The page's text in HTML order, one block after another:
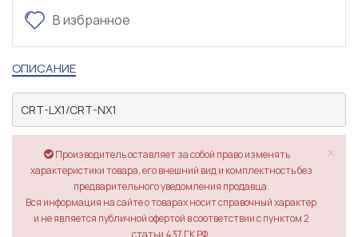
В избранное
ОПИСАНИЕ
CRT-LX1/CRT-NX1
×
Производитель оставляет за собой право изменять
характеристики товара, его внешний вид и комплектность без
предварительного уведомления продавца.
Вся информация на сайте о товарах носит справочный характер
и не является публичной офертой в соответствии с пунктом 2